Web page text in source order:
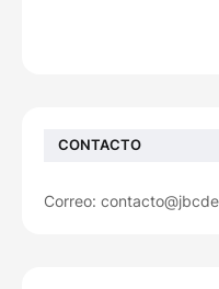
CONTACTO
Correo: